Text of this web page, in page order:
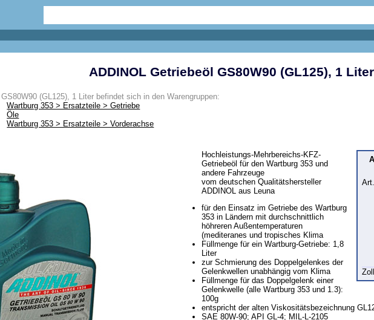
ADDINOL Getriebeöl GS80W90 (GL125), 1 Liter
(GL125), 1 Liter befindet sich in den Warengruppen:
Wartburg 353 > Ersatzteile > Getriebe
Öle
Wartburg 353 > Ersatzteile > Vorderachse
Hochleistungs-Mehrbereichs-KFZ-
Getriebeöl für den Wartburg 353 und
andere Fahrzeuge
vom deutschen Qualitätshersteller
ADDINOL aus Leuna
für den Einsatz im Getriebe des Wartburg
353 in Ländern mit durchschnittlich
höhreren Außentemperaturen
(mediteranes und tropisches Klima
Füllmenge für ein Wartburg-Getriebe: 1,8
Liter
zur Schmierung des Doppelgelenkes der
Gelenkwellen unabhängig vom Klima
Füllmenge für das Doppelgelenk einer
Gelenkwelle (alle Wartburg 353 und 1.3):
100g
entspricht der alten Viskositätsbezeichnung
SAE 80W-90; API GL-4; MIL-L-2105